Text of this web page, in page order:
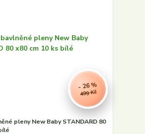
499 Kč
- 26 %
pleny New Baby STANDARD 80